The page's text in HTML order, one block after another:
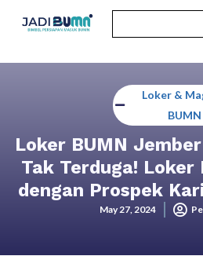
Loker &
BUMN
Loker BUMN
Tak Terduga! Loker
dengan Prospek
May 27, 2024